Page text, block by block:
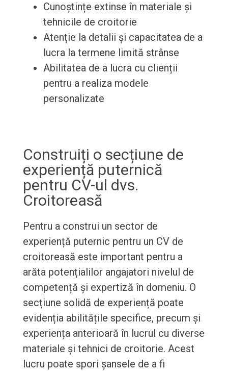
Cunoștințe extinse în materiale și
tehnicile de croitorie
Atenție la detalii și capacitatea de a
lucra la termene limită strânse
Abilitatea de a lucra cu clienții
pentru a realiza modele
personalizate
Construiți o secțiune de
experiență puternică
pentru CV-ul dvs.
Croitoreasă
Pentru a construi un sector de
experiență puternic pentru un CV de
croitoreasă este important pentru a
arăta potențialilor angajatori nivelul de
competență și expertiză în domeniu. O
secțiune solidă de experiență poate
evidenția abilitățile specifice, precum și
experiența anterioară în lucrul cu diverse
materiale și tehnici de croitorie. Acest
lucru poate spori șansele de a fi